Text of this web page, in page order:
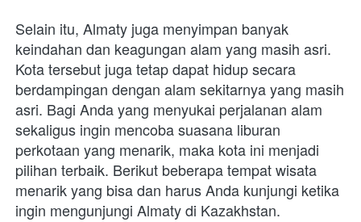
Selain itu, Almaty juga menyimpan banyak
keindahan dan keagungan alam yang masih asri.
Kota tersebut juga tetap dapat hidup secara
berdampingan dengan alam sekitarnya yang masih
asri. Bagi Anda yang menyukai perjalanan alam
sekaligus ingin mencoba suasana liburan
perkotaan yang menarik, maka kota ini menjadi
pilihan terbaik. Berikut beberapa tempat wisata
menarik yang bisa dan harus Anda kunjungi ketika
ingin mengunjungi Almaty di Kazakhstan.